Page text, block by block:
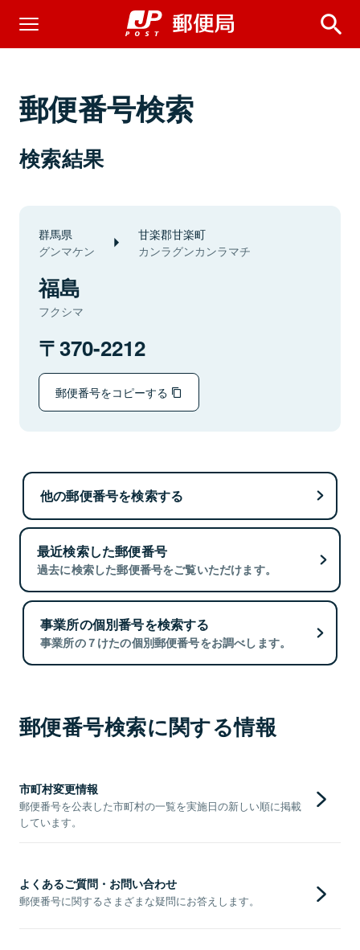
郵便番号検索
検索結果
群馬県
グンマケン
甘楽郡甘楽町
カンラグンカンラマチ
福島
フクシマ
370-2212
郵便番号をコピーする
他の郵便番号を検索する
最近検索した郵便番号
過去に検索した郵便番号をご覧いただけます。
事業所の個別番号を検索する
事業所の７けたの個別郵便番号をお調べします。
郵便番号検索に関する情報
市町村変更情報
郵便番号を公表した市町村の一覧を実施日の新しい順に掲載
しています。
よくあるご質問・お問い合わせ
郵便番号に関するさまざまな疑問にお答えします。